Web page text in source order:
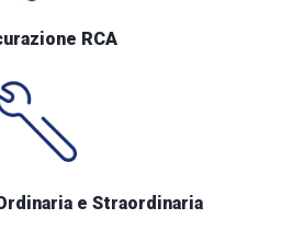
RCA
e Straordinaria